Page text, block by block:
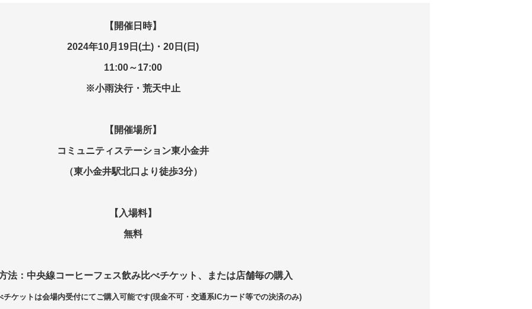
【開催日時】
2024年10月19日(土)・20日(日)
11:00～17:00
※小雨決行・荒天中止
【開催場所】
コミュニティステーション東小金井
（東小金井駅北口より徒歩3分）
【入場料】
無料
法：中央線コーヒーフェス飲み比べチケット、または店舗毎の購入
ケットは会場内受付にてご購入可能です(現金不可・交通系ICカード等での決済のみ)